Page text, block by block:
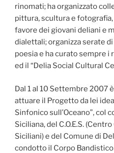
rinomati; ha organizzato
pittura, scultura e
favore dei giovani deliani e
dialettali; organizza serate
poesia e ha curato sempre i
ed il “Delia Social Cultural
Dal 1 al 10 Settembre 2007
attuare il Progetto da lei
Sinfonico sull’Oceano”, col
Siciliana, del C.O.E.S.
Siciliani) e del Comune di
condotto il Corpo Bandistico